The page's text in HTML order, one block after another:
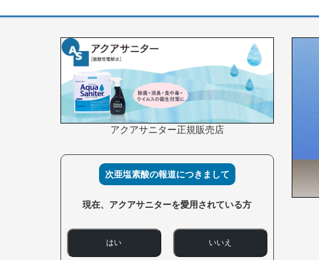
アクアサニター正規販売店
次亜塩素酸の報道につきまして
現在、アクアサニターを愛用されている方
はい いいえ